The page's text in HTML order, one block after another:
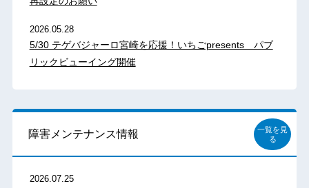
2026.05.28
5/30 テゲバジャーロ宮崎を応援！いちごpresents パブ
リックビューイング開催
障害メンテナンス情報
一覧を見
る
2026.07.25